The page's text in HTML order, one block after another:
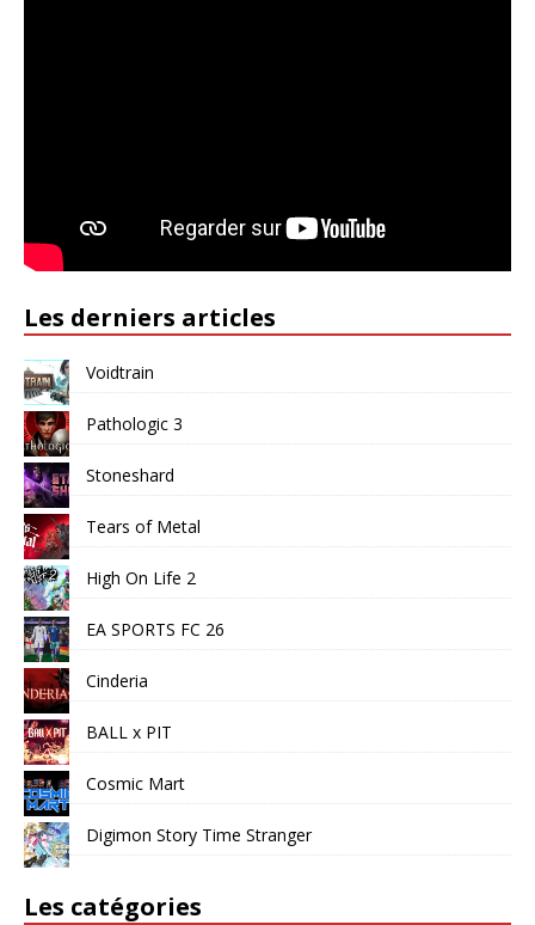
Les derniers articles
Voidtrain
Pathologic 3
Stoneshard
Tears of Metal
High On Life 2
EA SPORTS FC 26
Cinderia
BALL x PIT
Cosmic Mart
Digimon Story Time Stranger
Les catégories